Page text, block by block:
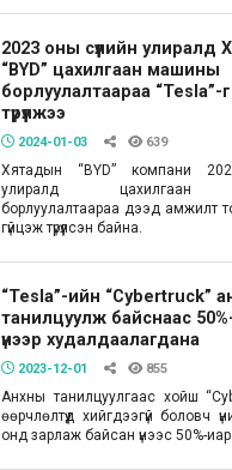
2023 оны сүүлийн улиралд
“BYD” цахилгаан машины
борлуулалтаараа “Tesla”-
түрүүлжээ
2024-01-03 639
Хятадын “BYD” компани
улиралд цахилгаан
борлуулалтаараа дээд амжилт
гүйцэж түрүүлсэн байна.
“Tesla”-ийн “Cybertruck”
танилцуулж байснаас
үнээр худалдаалагдана
2023-12-01 855
Анхны танилцуулгаас хойш
өөрчлөлтүүд хийгдээгүй боловч
онд зарлаж байсан үнээс 50%-